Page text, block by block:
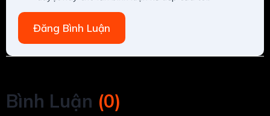
Đăng Bình Luận
Bình Luận (0)